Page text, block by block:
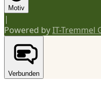
Motiv
|
Powered byIT-Tremmel
Verbunden